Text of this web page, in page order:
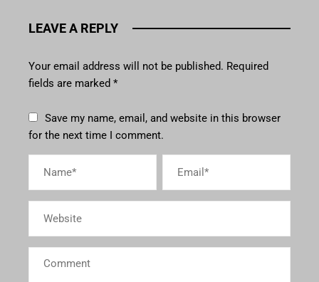
LEAVE A REPLY
Your email address will not be published. Required
fields are marked *
Save my name, email, and website in this browser
for the next time I comment.